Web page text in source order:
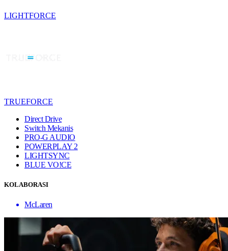
LIGHTFORCE
TRUEFORCE
Direct Drive
Switch Mekanis
PRO-G AUDIO
POWERPLAY 2
LIGHTSYNC
BLUE VO!CE
KOLABORASI
McLaren